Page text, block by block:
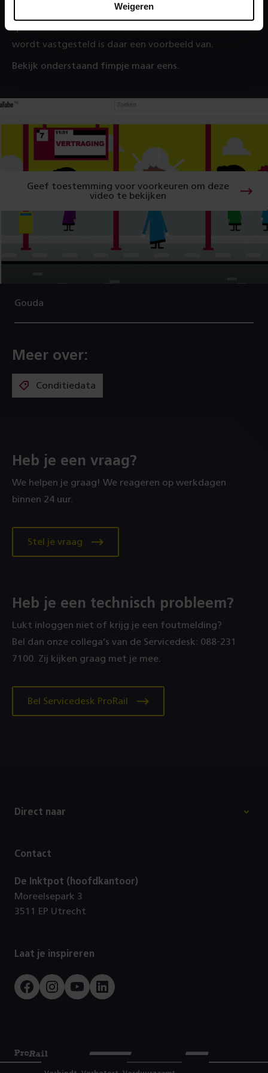
Weigeren
mogelijk te maken. De nieuwe methode bij
wordt vastgesteld is daar een voorbeeld van.
Bekijk onderstaand fimpje maar eens.
Gouda
Geef toestemming voor voorkeuren om deze
video te bekijken
Meer over:
Conditiedata
Heb je een vraag?
We helpen je graag! We reageren op werkdagen
binnen 24 uur.
Stel je vraag
Heb je een technisch probleem?
Lukt inloggen niet of krijg je een foutmelding?
Bel dan onze collega’s van de Servicedesk: 088‑231
7100. Zij kijken graag met je mee.
Bel Servicedesk ProRail
Direct naar
Contact
De Inktpot (hoofdkantoor)
Moreelsepark 3
3511 EP Utrecht
Laat je inspireren
FacebookInstagram
YoutubeLinkedIn
Prorail